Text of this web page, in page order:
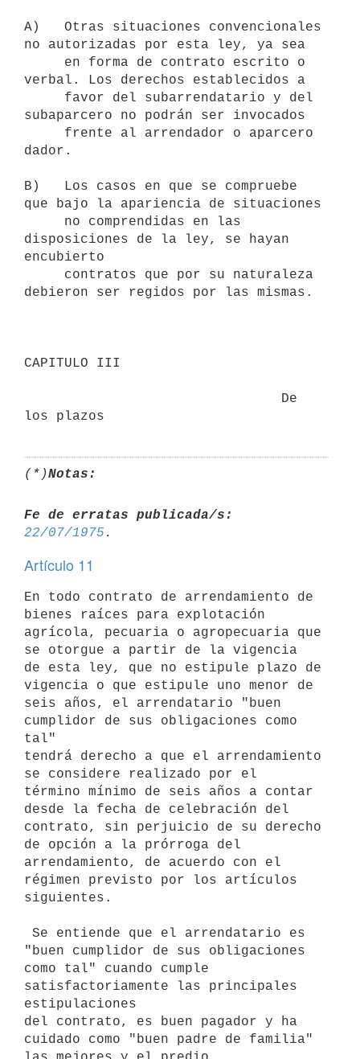
A)   Otras situaciones convencionales
no autorizadas por esta ley, ya sea
verbal. Los derechos establecidos a
subaparcero no podrán ser invocados
dador.
B)   Los casos en que se compruebe
que bajo la apariencia de situaciones
disposiciones de la ley, se hayan
encubierto
debieron ser regidos por las mismas.
CAPITULO III
(*)Notas:
Fe de erratas publicada/s:
22/07/1975
Artículo 11
En todo contrato de arrendamiento de
bienes raíces para explotación
agrícola, pecuaria o agropecuaria que
se otorgue a partir de la vigencia
de esta ley, que no estipule plazo de
vigencia o que estipule uno menor de
seis años, el arrendatario "buen
cumplidor de sus obligaciones como
tal"
tendrá derecho a que el arrendamiento
se considere realizado por el
término mínimo de seis años a contar
desde la fecha de celebración del
contrato, sin perjuicio de su derecho
de opción a la prórroga del
arrendamiento, de acuerdo con el
régimen previsto por los artículos
siguientes.
"buen cumplidor de sus obligaciones
como tal" cuando cumple
satisfactoriamente las principales
estipulaciones
del contrato, es buen pagador y ha
cuidado como "buen padre de familia"